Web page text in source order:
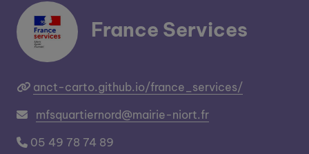
France Services
anct-carto.github.io/france_services/
mfsquartiernord@mairie-niort.fr
05 49 78 74 89